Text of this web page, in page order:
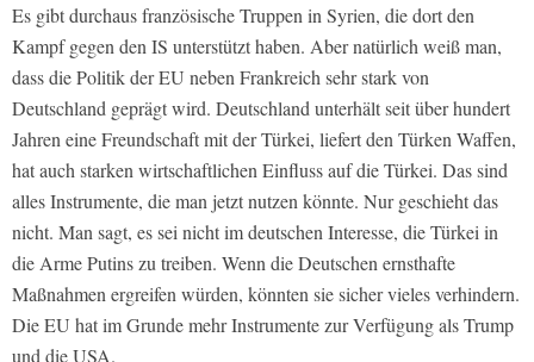
Es gibt durchaus französische Truppen in Syrien, die dort den
Kampf gegen den IS unterstützt haben. Aber natürlich weiß man,
dass die Politik der EU neben Frankreich sehr stark von
Deutschland geprägt wird. Deutschland unterhält seit über hundert
Jahren eine Freundschaft mit der Türkei, liefert den Türken Waffen,
hat auch starken wirtschaftlichen Einfluss auf die Türkei. Das sind
alles Instrumente, die man jetzt nutzen könnte. Nur geschieht das
nicht. Man sagt, es sei nicht im deutschen Interesse, die Türkei in
die Arme Putins zu treiben. Wenn die Deutschen ernsthafte
Maßnahmen ergreifen würden, könnten sie sicher vieles verhindern.
Die EU hat im Grunde mehr Instrumente zur Verfügung als Trump
und die USA.